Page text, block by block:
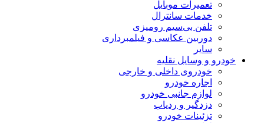
تعمیرات موبایل
خدمات سانترال
تلفن بی‌سیم رومیزی
دوربین عکاسی و فیلمبرداری
سایر
خودرو و وسایل نقلیه
خودروی داخلی و خارجی
اجاره خودرو
لوازم جانبی خودرو
دزدگیر و ردیاب
تزئینات خودرو